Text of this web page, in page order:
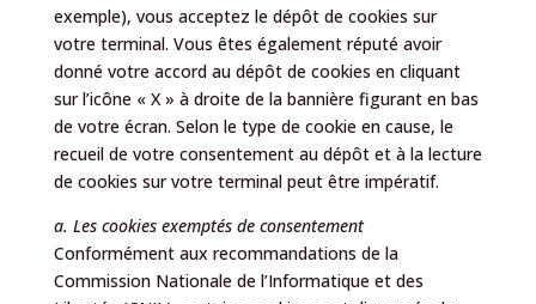
exemple), vous acceptez le dépôt de cookies sur
votre terminal. Vous êtes également réputé avoir
donné votre accord au dépôt de cookies en cliquant
sur l’icône « X » à droite de la bannière figurant en bas
de votre écran. Selon le type de cookie en cause, le
recueil de votre consentement au dépôt et à la lecture
de cookies sur votre terminal peut être impératif.
a. Les cookies exemptés de consentement
Conformément aux recommandations de la
Commission Nationale de l’Informatique et des